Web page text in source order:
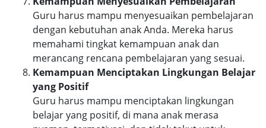
Guru harus mampu menyesuaikan pembelajaran
dengan kebutuhan anak Anda. Mereka harus
memahami tingkat kemampuan anak dan
merancang rencana pembelajaran yang sesuai.
Kemampuan Menciptakan Lingkungan Belajar
yang Positif
Guru harus mampu menciptakan lingkungan
belajar yang positif, di mana anak merasa